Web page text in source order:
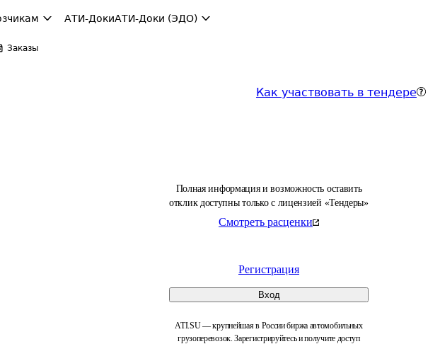
АТИ-ДокиАТИ-Доки (ЭДО)
Заказы
Как участвовать в тендере
Полная информация и возможность оставить
отклик доступны только с лицензией «Тендеры»
Смотреть расценки
Регистрация
Вход
ATI.SU — крупнейшая в России биржа автомобильных
грузоперевозок. Зарегистрируйтесь и получите доступ